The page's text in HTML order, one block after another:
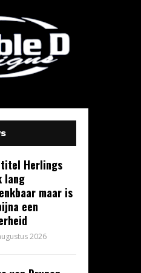
titel Herlings
lang
maar is
een
2026